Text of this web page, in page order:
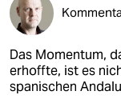
Das Momentum,
erhoffte, ist es
spanischen